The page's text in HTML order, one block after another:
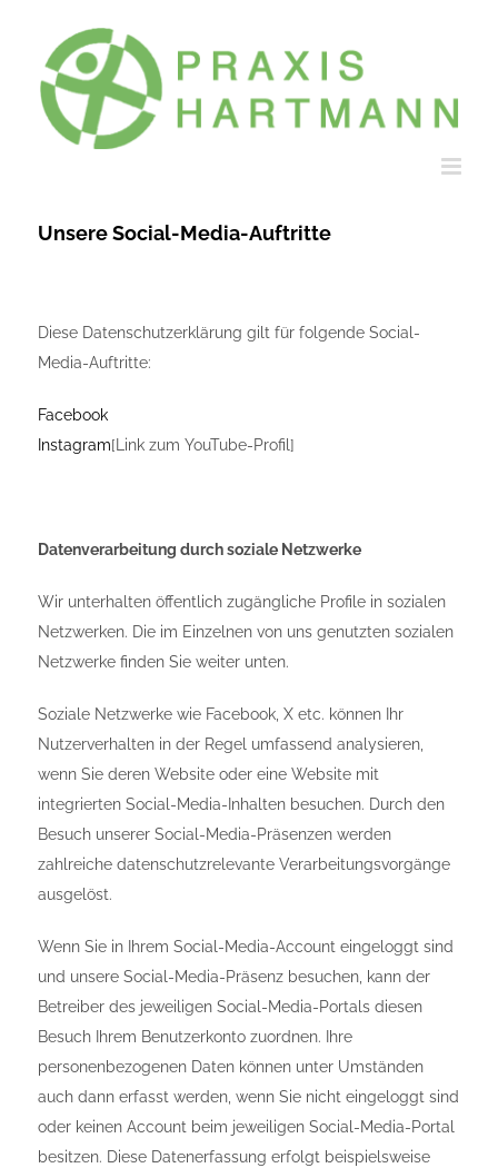
springen
Unsere Social-Media-Auftritte
Diese Datenschutzerklärung gilt für folgende Social-
Media-Auftritte:
Facebook
Instagram[Link zum YouTube-Profil]
Datenverarbeitung durch soziale Netzwerke
Wir unterhalten öffentlich zugängliche Profile in sozialen
Netzwerken. Die im Einzelnen von uns genutzten sozialen
Netzwerke finden Sie weiter unten.
Soziale Netzwerke wie Facebook, X etc. können Ihr
Nutzerverhalten in der Regel umfassend analysieren,
wenn Sie deren Website oder eine Website mit
integrierten Social-Media-Inhalten besuchen. Durch den
Besuch unserer Social-Media-Präsenzen werden
zahlreiche datenschutzrelevante Verarbeitungsvorgänge
ausgelöst.
Wenn Sie in Ihrem Social-Media-Account eingeloggt sind
und unsere Social-Media-Präsenz besuchen, kann der
Betreiber des jeweiligen Social-Media-Portals diesen
Besuch Ihrem Benutzerkonto zuordnen. Ihre
personenbezogenen Daten können unter Umständen
auch dann erfasst werden, wenn Sie nicht eingeloggt sind
oder keinen Account beim jeweiligen Social-Media-Portal
besitzen. Diese Datenerfassung erfolgt beispielsweise